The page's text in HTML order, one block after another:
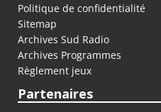
Politique de confidentialité
Sitemap
Archives Sud Radio
Archives Programmes
Règlement jeux
Partenaires